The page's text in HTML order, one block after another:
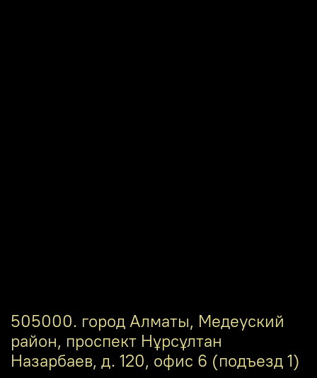
505000. город Алматы, Медеуский
район, проспект Нұрсұлтан
Назарбаев, д. 120, офис 6 (подъезд 1)